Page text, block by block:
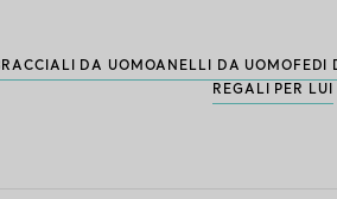
DA UOMOANELLI DA UOMO FEDI
REGALI PER LUI